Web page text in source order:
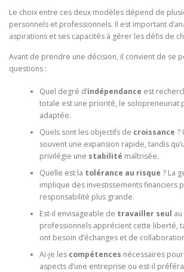
Le choix entre ces deux modèles dépend de
personnels et professionnels. Il est important
aspirations et ses capacités à gérer les défis de
Avant de prendre une décision, il convient de se
questions :
Quel degré d’indépendance est
totale est une priorité, le solopreneuriat
adaptée.
Quels sont les objectifs de croissance ?
souvent une expansion rapide, tandis
privilégie une stabilité maîtrisée.
Quelle est la tolérance au risque ? La
implique des investissements financiers
responsabilité plus grande.
Est-il envisageable de travailler seul
professionnels apprécient cette liberté,
ont besoin d’échanges et de
Ai-je les compétences nécessaires
aspects d’une entreprise ou est-il